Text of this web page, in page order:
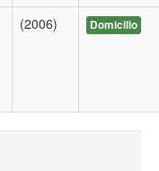
(2006) Domicilio